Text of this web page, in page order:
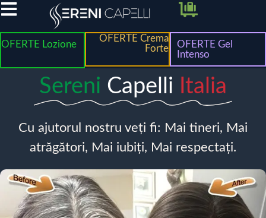
OFERTE Lozione
OFERTE Crema
Forte
OFERTE Gel
Intenso
Sereni Capelli Italia
Cu ajutorul nostru veți fi: Mai tineri, Mai
atrăgători, Mai iubiți, Mai respectați.